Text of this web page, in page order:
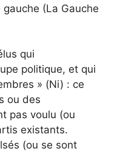
(La Gauche
qui
politique, et qui
» (Ni) : ce
ou des
pas voulu (ou
existants.
(ou se sont